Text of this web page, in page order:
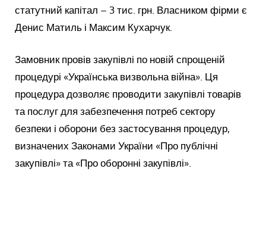
статутний капітал – 3 тис. грн. Власником фірми є
Денис Матиль і Максим Кухарчук.
Замовник провів закупівлі по новій спрощеній
процедурі «Українська визвольна війна». Ця
процедура дозволяє проводити закупівлі товарів
та послуг для забезпечення потреб сектору
безпеки і оборони без застосування процедур,
визначених Законами України «Про публічні
закупівлі» та «Про оборонні закупівлі».